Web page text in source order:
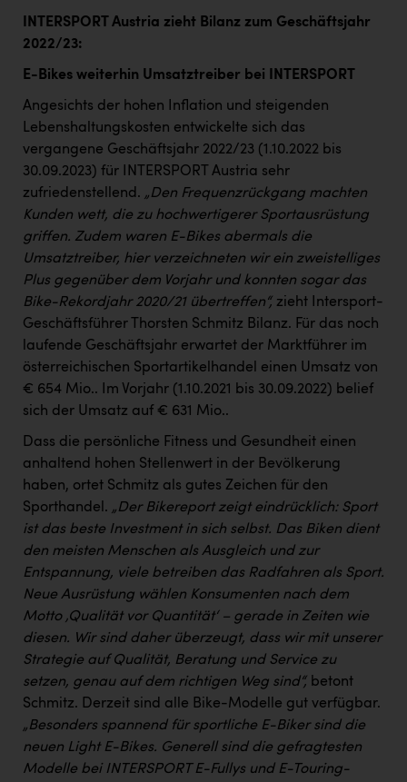
INTERSPORT Austria zieht Bilanz zum Geschäftsjahr
2022/23:
E-Bikes weiterhin Umsatztreiber bei INTERSPORT
Angesichts der hohen Inflation und steigenden
Lebenshaltungskosten entwickelte sich das
vergangene Geschäftsjahr 2022/23 (1.10.2022 bis
30.09.2023) für INTERSPORT Austria sehr
zufriedenstellend. „Den Frequenzrückgang machten
Kunden wett, die zu hochwertigerer Sportausrüstung
griffen. Zudem waren E-Bikes abermals die
Umsatztreiber, hier verzeichneten wir ein zweistelliges
Plus gegenüber dem Vorjahr und konnten sogar das
Bike-Rekordjahr 2020/21 übertreffen“, zieht Intersport-
Geschäftsführer Thorsten Schmitz Bilanz. Für das noch
laufende Geschäftsjahr erwartet der Marktführer im
österreichischen Sportartikelhandel einen Umsatz von
€ 654 Mio.. Im Vorjahr (1.10.2021 bis 30.09.2022) belief
sich der Umsatz auf € 631 Mio..
Dass die persönliche Fitness und Gesundheit einen
anhaltend hohen Stellenwert in der Bevölkerung
haben, ortet Schmitz als gutes Zeichen für den
Sporthandel. „Der Bikereport zeigt eindrücklich: Sport
ist das beste Investment in sich selbst. Das Biken dient
den meisten Menschen als Ausgleich und zur
Entspannung, viele betreiben das Radfahren als Sport.
Neue Ausrüstung wählen Konsumenten nach dem
Motto ‚Qualität vor Quantität‘ – gerade in Zeiten wie
diesen. Wir sind daher überzeugt, dass wir mit unserer
Strategie auf Qualität, Beratung und Service zu
setzen, genau auf dem richtigen Weg sind“, betont
Schmitz. Derzeit sind alle Bike-Modelle gut verfügbar.
„Besonders spannend für sportliche E-Biker sind die
neuen Light E-Bikes. Generell sind die gefragtesten
Modelle bei INTERSPORT E-Fullys und E-Touring-